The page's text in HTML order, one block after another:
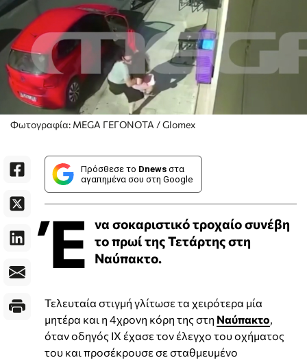
Φωτογραφία: MEGA ΓΕΓΟΝΟΤΑ / Glomex
Πρόσθεσε το Dnews στα
αγαπημένα σου στη Google
Έ να σοκαριστικό τροχαίο συνέβη
το πρωί της Τετάρτης στη
Ναύπακτο.
Τελευταία στιγμή γλίτωσε τα χειρότερα μία
μητέρα και η 4χρονη κόρη της στη Ναύπακτο,
όταν οδηγός ΙΧ έχασε τον έλεγχο του οχήματος
του και προσέκρουσε σε σταθμευμένο